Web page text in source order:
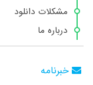
مشکلات دانلود
درباره ما
خبرنامه